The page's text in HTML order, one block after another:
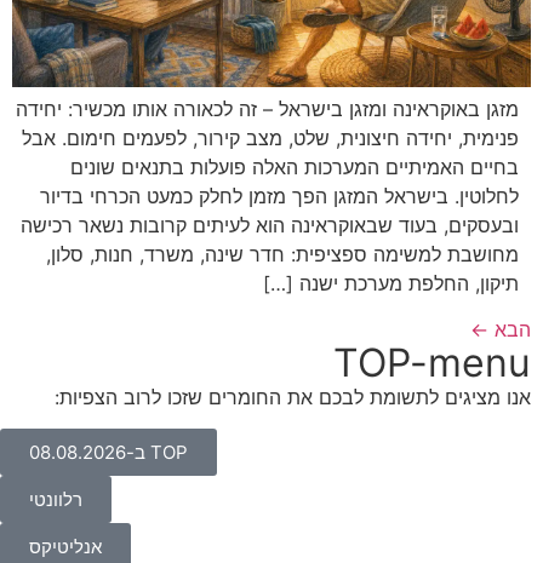
מזגן באוקראינה ומזגן בישראל – זה לכאורה אותו מכשיר: יחידה
פנימית, יחידה חיצונית, שלט, מצב קירור, לפעמים חימום. אבל
בחיים האמיתיים המערכות האלה פועלות בתנאים שונים
לחלוטין. בישראל המזגן הפך מזמן לחלק כמעט הכרחי בדיור
ובעסקים, בעוד שבאוקראינה הוא לעיתים קרובות נשאר רכישה
מחושבת למשימה ספציפית: חדר שינה, משרד, חנות, סלון,
תיקון, החלפת מערכת ישנה […]
הבא ←
TOP-menu
אנו מציגים לתשומת לבכם את החומרים שזכו לרוב הצפיות:
TOP ב-08.08.2026
רלוונטי
אנליטיקס